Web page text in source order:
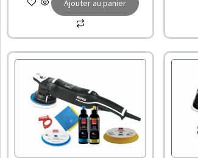
Ajouter au panier